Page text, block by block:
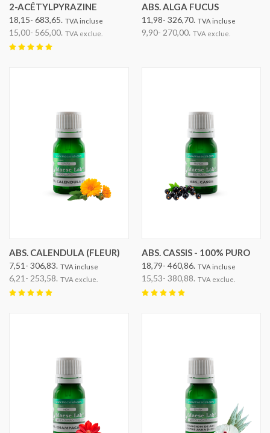
2-ACÉTYLPYRAZINE
18,15- 683,65. TVA incluse
15,00- 565,00. TVA exclue.
ABS. ALGA FUCUS
11,98- 326,70. TVA incluse
9,90- 270,00. TVA exclue.
ABS. CALENDULA (FLEUR)
7,51- 306,83. TVA incluse
6,21- 253,58. TVA exclue.
ABS. CASSIS - 100% PURO
18,79- 460,86. TVA incluse
15,53- 380,88. TVA exclue.